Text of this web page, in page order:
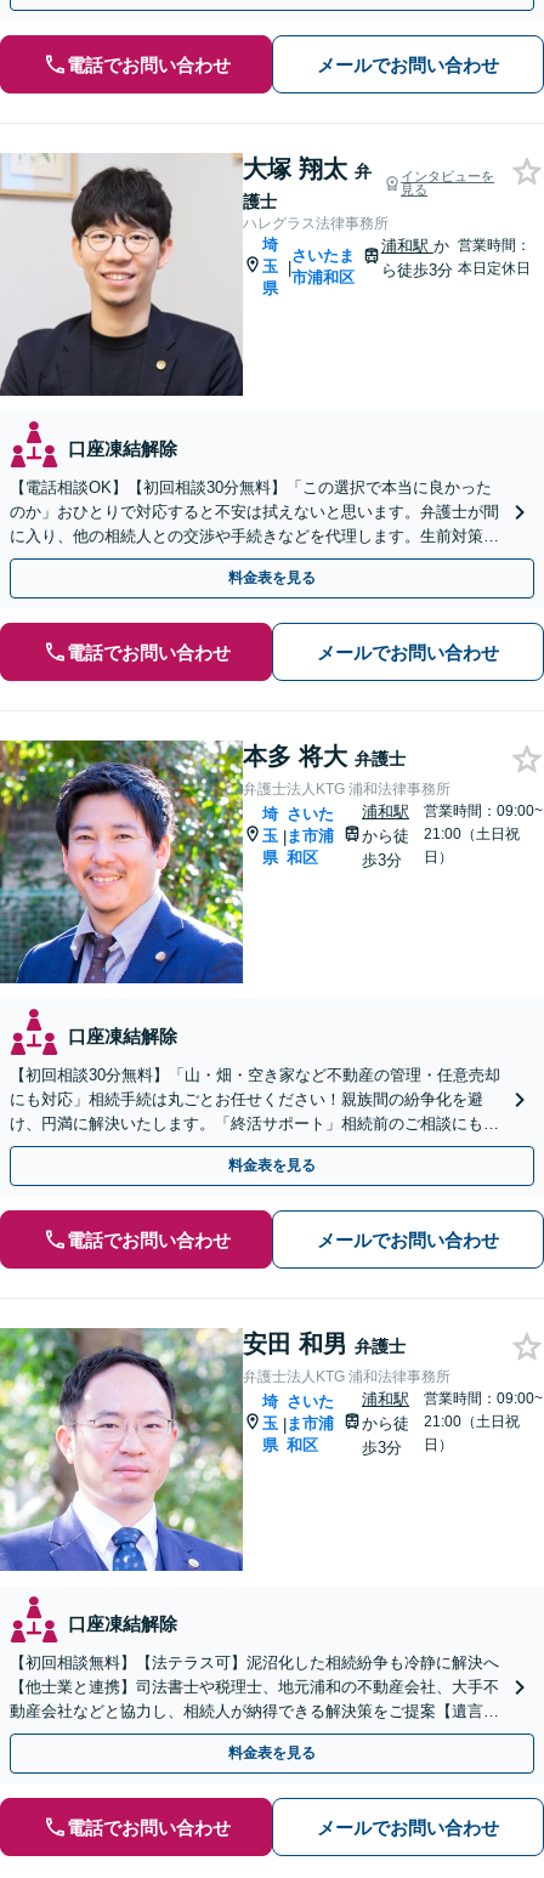
電話でお問い合わせ メールでお問い合わせ
大塚 翔太 弁
護士
インタビューを
見る
ハレグラス法律事務所
埼
玉
県
|
さいたま
市浦和区
浦和駅 か
ら徒歩3分
営業時間：
本日定休日
口座凍結解除
【電話相談OK】【初回相談30分無料】「この選択で本当に良かった
のか」おひとりで対応すると不安は拭えないと思います。弁護士が間
に入り、他の相続人との交渉や手続きなどを代理します。生前対策か
ら死後のトラブルまでご相談ください【浦和駅3分】
料金表を見る
電話でお問い合わせ メールでお問い合わせ
本多 将大 弁護士
弁護士法人KTG 浦和法律事務所
埼
玉
県
|
さいた
ま市浦
和区
浦和駅
から徒
歩3分
営業時間：09:00~
21:00（土日祝
日）
口座凍結解除
【初回相談30分無料】「山・畑・空き家など不動産の管理・任意売却
にも対応」相続手続は丸ごとお任せください！親族間の紛争化を避
け、円満に解決いたします。「終活サポート」相続前のご相談にも対
応いたします【休日・夜間面談可】【浦和駅2分】
料金表を見る
電話でお問い合わせ メールでお問い合わせ
安田 和男 弁護士
弁護士法人KTG 浦和法律事務所
埼
玉
県
|
さいた
ま市浦
和区
浦和駅
から徒
歩3分
営業時間：09:00~
21:00（土日祝
日）
口座凍結解除
【初回相談無料】【法テラス可】泥沼化した相続紛争も冷静に解決へ
【他士業と連携】司法書士や税理士、地元浦和の不動産会社、大手不
動産会社などと協力し、相続人が納得できる解決策をご提案【遺言書
作成】トラブルを予測したうえで作成・執行【浦和駅2分】
料金表を見る
電話でお問い合わせ メールでお問い合わせ